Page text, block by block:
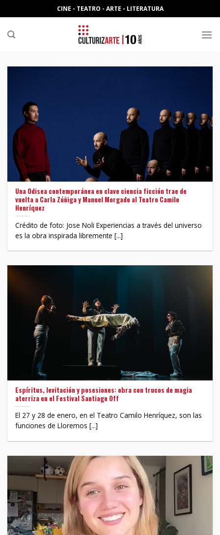
to
content
CINE - TEATRO - ARTE - LITERATURA
Una Odisea contemporánea en clave ciencia ficción trae de
vuelta a Carla Zúñiga y Manuel Morgado al Teatro Camilo
Henríquez
Crédito de foto: Jose Noli Experiencias a través del universo
es la obra inspirada libremente [...]
Espíritus, levitación y posesiones: obra con trucos de magia
aterriza en el Festival Santiago Off
El 27 y 28 de enero, en el Teatro Camilo Henríquez, son las
funciones de Lloremos [...]